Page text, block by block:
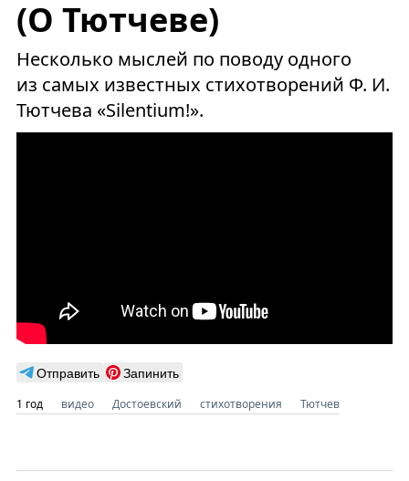
(О Тютчеве)
Несколько мыслей по поводу одного
из самых известных стихотворений Ф. И.
Тютчева «Silentium!».
Отправить Запинить
1 год видео Достоевский стихотворения Тютчев